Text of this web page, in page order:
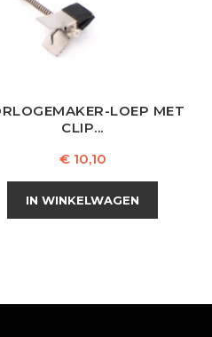
LOEP MET
CLIP...
Prijs
€ 10,10
IN WINKELWAGEN